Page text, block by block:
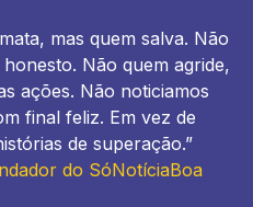
mas quem salva. Não
Não quem agride,
ações. Não noticiamos
final feliz. Em vez de
de superação.”
do SóNotíciaBoa